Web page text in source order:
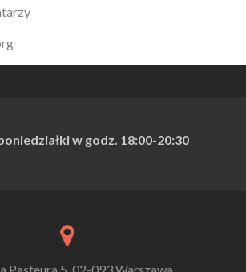
w godz. 18:00-20:30
Pasteura 5, 02-093 Warszawa